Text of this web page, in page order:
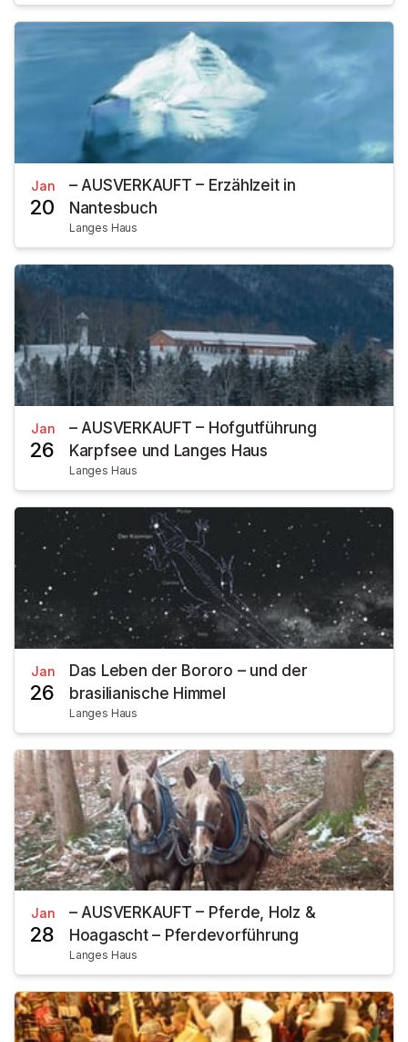
Jan
20
– AUSVERKAUFT – Erzählzeit in
Nantesbuch
Langes Haus
Jan
26
– AUSVERKAUFT – Hofgutführung
Karpfsee und Langes Haus
Langes Haus
Jan
26
Das Leben der Bororo – und der
brasilianische Himmel
Langes Haus
Jan
28
– AUSVERKAUFT – Pferde, Holz &
Hoagascht – Pferdevorführung
Langes Haus